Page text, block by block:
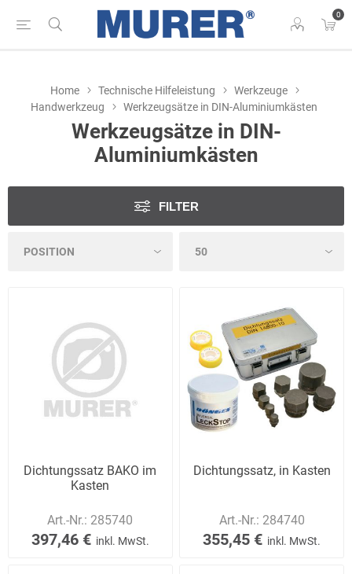
0
Home Technische Hilfeleistung
Werkzeuge
Handwerkzeug
Werkzeugsätze in DIN-Aluminiumkästen
Werkzeugsätze in DIN-
Aluminiumkästen
FILTER
Dichtungssatz BAKO im
Kasten
Art.-Nr.: 285740
397,46 € inkl. MwSt.
Dichtungssatz, in Kasten
Art.-Nr.: 284740
355,45 € inkl. MwSt.